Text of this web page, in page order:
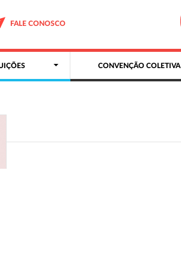
FALE CONOSCO
CONVENÇÃO COLETIVA